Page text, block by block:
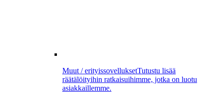
Muut / erityissovelluksetTutustu lisää
räätälöityihin ratkaisuihimme, jotka on luotu
asiakkaillemme.